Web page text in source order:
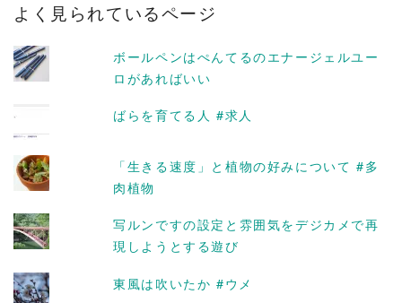
イ
よく見られているページ
ボールペンはぺんてるのエナージェルユー
ロがあればいい
ばらを育てる人 #求人
「生きる速度」と植物の好みについて #多
肉植物
写ルンですの設定と雰囲気をデジカメで再
現しようとする遊び
東風は吹いたか #ウメ